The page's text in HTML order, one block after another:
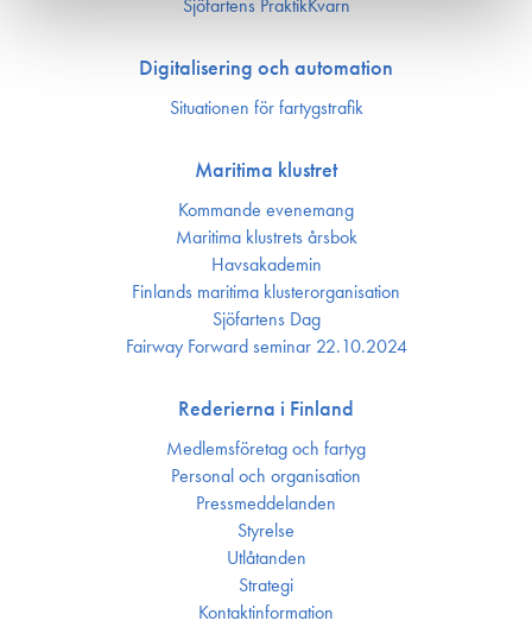
Sjöfartens PraktikKvarn
Digitalisering och automation
Situationen för fartygstrafik
Maritima klustret
Kommande evenemang
Maritima klustrets årsbok
Havsakademin
Finlands maritima kluster­organisation
Sjöfartens Dag
Fairway Forward seminar 22.10.2024
Rederierna i Finland
Medlemsföretag och fartyg
Personal och organisation
Press­meddelanden
Styrelse
Utlåtanden
Strategi
Kontakt­information